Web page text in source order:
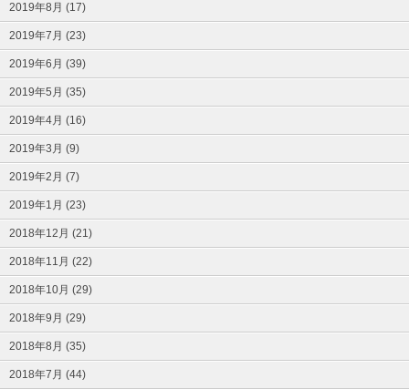
2019年8月 (17)
2019年7月 (23)
2019年6月 (39)
2019年5月 (35)
2019年4月 (16)
2019年3月 (9)
2019年2月 (7)
2019年1月 (23)
2018年12月 (21)
2018年11月 (22)
2018年10月 (29)
2018年9月 (29)
2018年8月 (35)
2018年7月 (44)